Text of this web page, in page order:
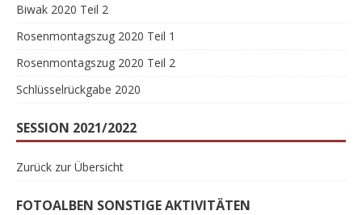
Biwak 2020 Teil 2
Rosenmontagszug 2020 Teil 1
Rosenmontagszug 2020 Teil 2
Schlüsselrückgabe 2020
SESSION 2021/2022
Zurück zur Übersicht
FOTOALBEN SONSTIGE AKTIVITÄTEN